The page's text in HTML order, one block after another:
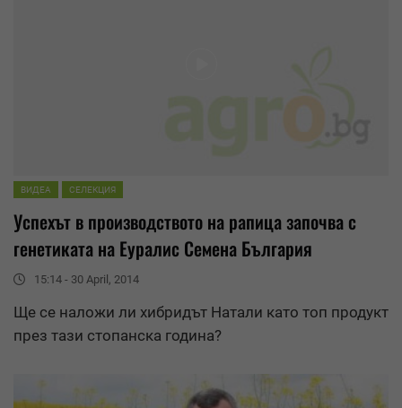
ВИДЕА СЕЛЕКЦИЯ
Успехът в производството на рапица започва с
генетиката на Еуралис Семена България
15:14 - 30 April, 2014
Ще се наложи ли хибридът Натали като топ продукт
през тази стопанска година?